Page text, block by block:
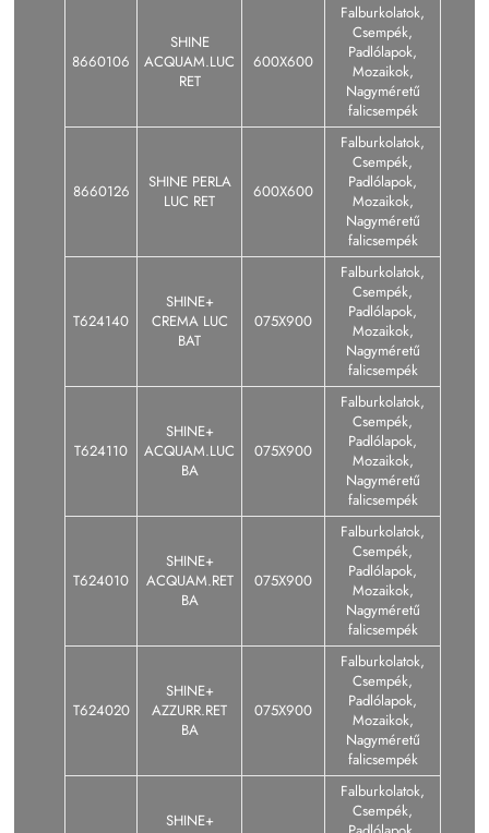
8660106
SHINE
ACQUAM.LUC
RET
600X600
Falburkolatok,
Csempék,
Padlólapok,
Mozaikok,
Nagyméretű
falicsempék
8660126
SHINE PERLA
LUC RET
600X600
Falburkolatok,
Csempék,
Padlólapok,
Mozaikok,
Nagyméretű
falicsempék
T624140
SHINE+
CREMA LUC
BAT
075X900
Falburkolatok,
Csempék,
Padlólapok,
Mozaikok,
Nagyméretű
falicsempék
T624110
SHINE+
ACQUAM.LUC
BA
075X900
Falburkolatok,
Csempék,
Padlólapok,
Mozaikok,
Nagyméretű
falicsempék
T624010
SHINE+
ACQUAM.RET
BA
075X900
Falburkolatok,
Csempék,
Padlólapok,
Mozaikok,
Nagyméretű
falicsempék
T624020
SHINE+
AZZURR.RET
BA
075X900
Falburkolatok,
Csempék,
Padlólapok,
Mozaikok,
Nagyméretű
falicsempék
SHINE+
Falburkolatok,
Csempék,